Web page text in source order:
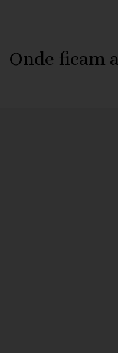
Onde ficam